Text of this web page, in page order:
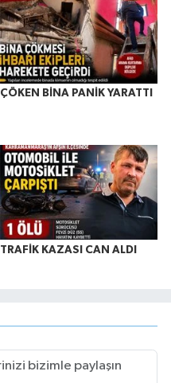
ÇÖKEN BİNA PANİK YARATTI
TRAFİK KAZASI CAN ALDI